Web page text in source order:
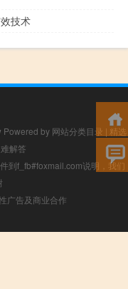
技术
Powered by 网站分类目录 | 精选
解答
到f_fb#foxmail.com说明，我们
广告及商业合作